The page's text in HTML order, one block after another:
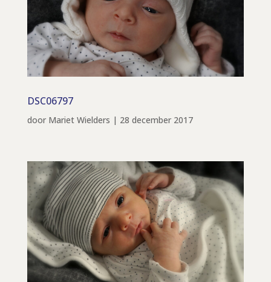
DSC06797
door Mariet Wielders | 28 december 2017